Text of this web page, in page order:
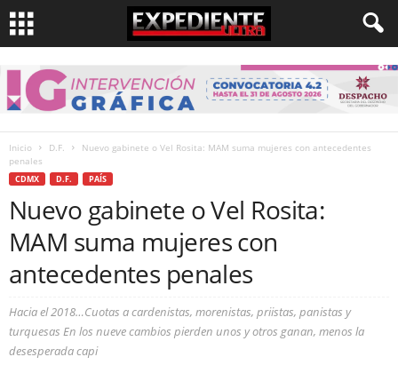
Inicio D.F.
Nuevo gabinete o Vel Rosita: MAM suma mujeres con antecedentes
penales
CDMX D.F. PAÍS
Nuevo gabinete o Vel Rosita:
MAM suma mujeres con
antecedentes penales
Hacia el 2018…Cuotas a cardenistas, morenistas, priistas, panistas y
turquesas En los nueve cambios pierden unos y otros ganan, menos la
desesperada capi